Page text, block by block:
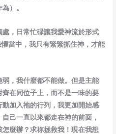
）。
，日常忙碌讓我愛神流於形式
當中，我只有緊緊抓住神，才能
，我什麼都不能做。但是主能
在同位子上，而不是一味的要
加入祂的行列，我更加開始感
己一直以來都走在神的前面，
麼辦？求祢拯救我！現在我想